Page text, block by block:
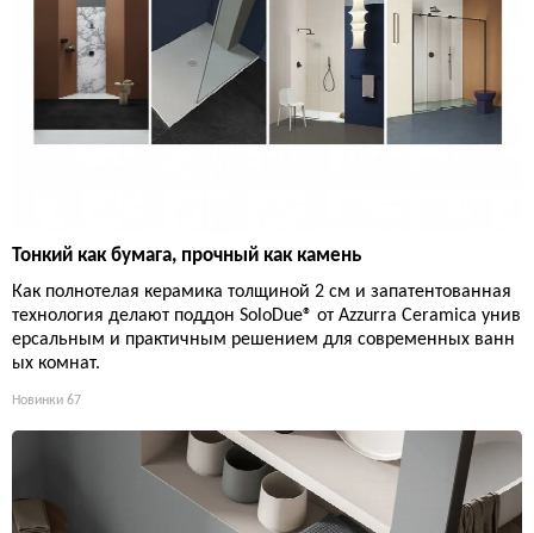
Тонкий как бумага, прочный как камень
Как полнотелая керамика толщиной 2 см и запатентованная
технология делают поддон SoloDue® от Azzurra Ceramica унив
ерсальным и практичным решением для современных ванн
ых комнат.
Новинки 67